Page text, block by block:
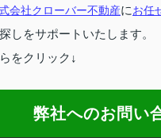
会社クローバー不動産にお任
しをサポートいたします。
をクリック↓
弊社へのお問い